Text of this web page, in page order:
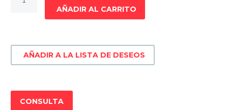
VMJ
cantidad
AÑADIR AL CARRITO
AÑADIR A LA LISTA DE DESEOS
CONSULTA